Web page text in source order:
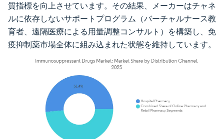
質指標を向上させています。その結果、メーカーはチャネ
ルに依存しないサポートプログラム（バーチャルナース教
育者、遠隔医療による用量調整コンサルト）を構築し、免
疫抑制薬市場全体に組み込まれた状態を維持しています。